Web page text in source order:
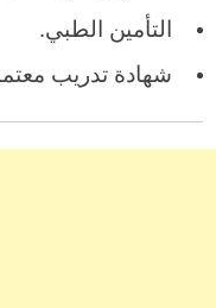
التأمين الطبي.
شهادة تدريب